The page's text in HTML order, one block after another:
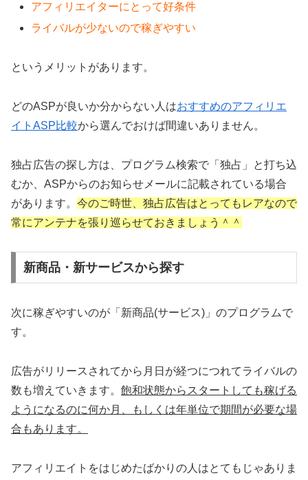
アフィリエイターにとって好条件
ライバルが少ないので稼ぎやすい
というメリットがあります。
どのASPが良いか分からない人はおすすめのアフィリエ
イトASP比較から選んでおけば間違いありません。
独占広告の探し方は、プログラム検索で「独占」と打ち込
むか、ASPからのお知らせメールに記載されている場合
があります。 今のご時世、独占広告はとってもレアなので
常にアンテナを張り巡らせておきましょう＾＾
新商品・新サービスから探す
次に稼ぎやすいのが「新商品(サービス)」のプログラムで
す。
広告がリリースされてから月日が経つにつれてライバルの
数も増えていきます。 飽和状態からスタートしても稼げる
ようになるのに何か月、もしくは年単位で期間が必要な場
合もあります。
アフィリエイトをはじめたばかりの人はとてもじゃありま